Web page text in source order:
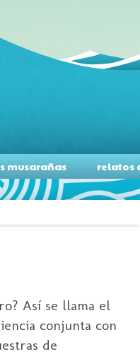
musarañas relatos
Así se llama el
conjunta con
de